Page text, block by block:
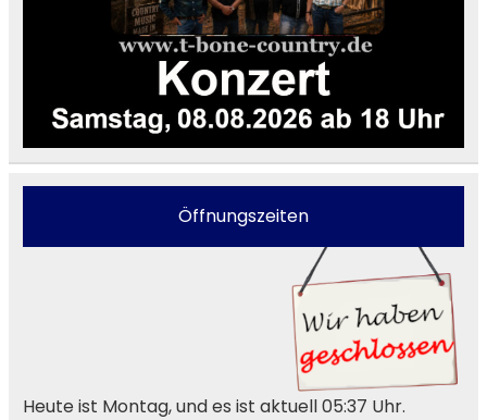
Öffnungszeiten
Heute ist Montag, und es ist aktuell 05:37 Uhr.